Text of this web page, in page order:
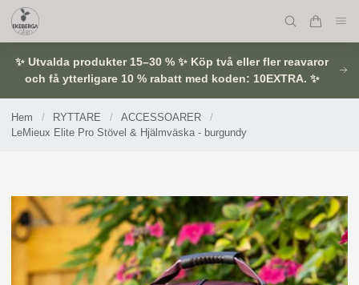
✨ Utvalda produkter 15–30 % ✨ Köp två eller fler reavaror
och få ytterligare 10 % rabatt med koden: 10EXTRA. ✨
Hem / RYTTARE / ACCESSOARER
/
LeMieux Elite Pro Stövel & Hjälmväska - burgundy